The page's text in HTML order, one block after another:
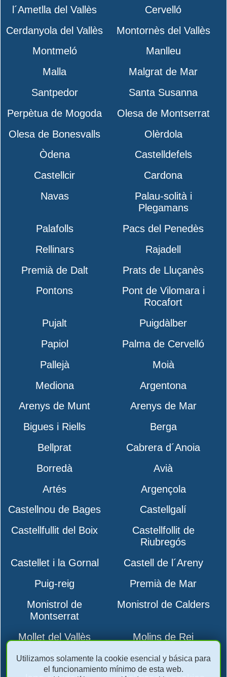
l´Ametlla del Vallès
Cervelló
Cerdanyola del Vallès
Montornès del Vallès
Montmeló
Manlleu
Malla
Malgrat de Mar
Santpedor
Santa Susanna
Perpètua de Mogoda
Olesa de Montserrat
Olesa de Bonesvalls
Olèrdola
Òdena
Castelldefels
Castellcir
Cardona
Navas
Palau-solità i
Plegamans
Palafolls
Pacs del Penedès
Rellinars
Rajadell
Premià de Dalt
Prats de Lluçanès
Pontons
Pont de Vilomara i
Rocafort
Pujalt
Puigdàlber
Papiol
Palma de Cervelló
Pallejà
Moià
Mediona
Argentona
Arenys de Munt
Arenys de Mar
Bigues i Riells
Berga
Bellprat
Cabrera d´Anoia
Borredà
Avià
Artés
Argençola
Castellnou de Bages
Castellgalí
Castellfullit del Boix
Castellfollit de
Riubregós
Castellet i la Gornal
Castell de l´Areny
Puig-reig
Premià de Mar
Monistrol de
Montserrat
Monistrol de Calders
Mollet del Vallès
Molins de Rei
Polinyà
Pobla de Lillet
Utilizamos solamente la cookie esencial y básica para
el funcionamiento mínimo de esta web.